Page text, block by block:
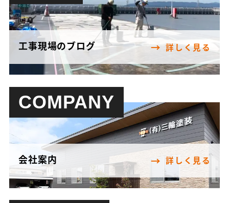
工事現場のブログ 詳しく見る
COMPANY
会社案内 詳しく見る